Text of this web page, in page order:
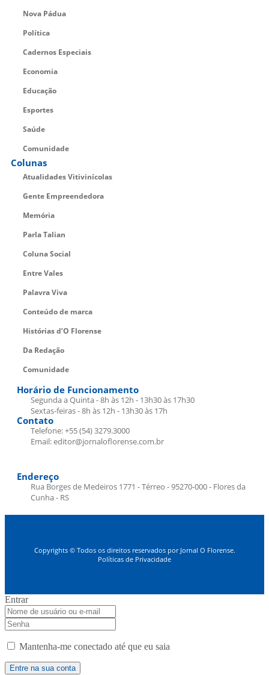
Nova Pádua
Política
Cadernos Especiais
Economia
Educação
Esportes
Saúde
Comunidade
Colunas
Atualidades Vitivinícolas
Gente Empreendedora
Memória
Parla Talian
Coluna Social
Entre Vales
Palavra Viva
Conteúdo de marca
Histórias d’O Florense
Da Redação
Comunidade
Horário de Funcionamento
Segunda a Quinta - 8h às 12h - 13h30 às 17h30
Sextas-feiras - 8h às 12h - 13h30 às 17h
Contato
Telefone: +55 (54) 3279.3000
Email: editor@jornaloflorense.com.br
Endereço
Rua Borges de Medeiros 1771 - Térreo - 95270-000 - Flores da
Cunha - RS
Copyrights © Todos os direitos reservados por Jornal O Florense.
Políticas de Privacidade
Entrar
Mantenha-me conectado até que eu saia